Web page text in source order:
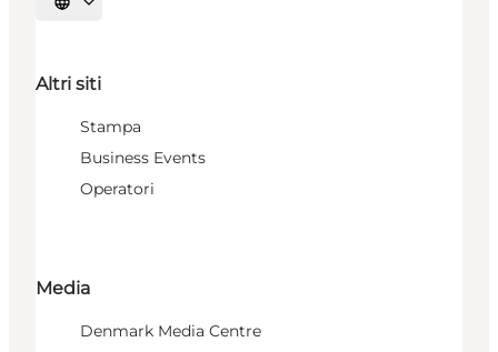
Seleziona la lingua
Altri siti
Stampa
Business Events
Operatori
Media
Denmark Media Centre